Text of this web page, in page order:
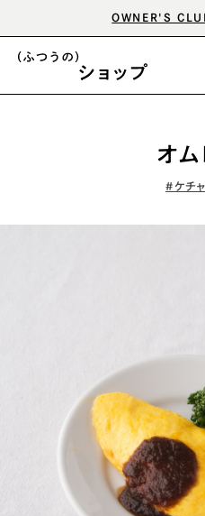
OWNER'S
オム
#ケチ